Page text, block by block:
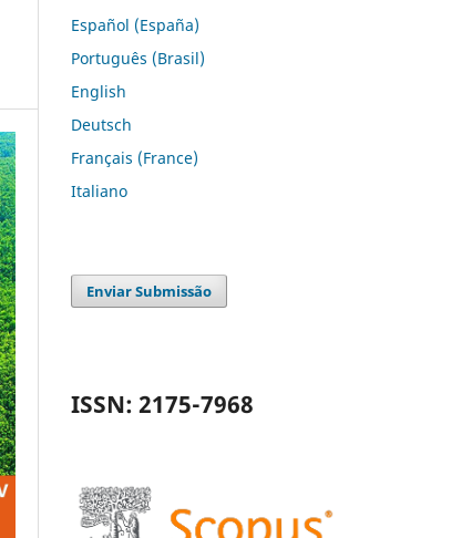
Español (España)
Português (Brasil)
English
Deutsch
Français (France)
Italiano
Enviar Submissão
ISSN: 2175-7968